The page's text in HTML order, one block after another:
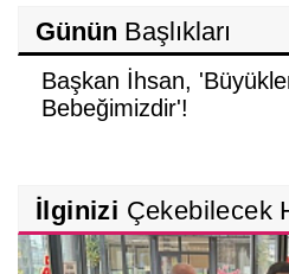
Günün Başlıkları
Başkan İhsan,
Bebeğimizdir'!
İlginizi Çekebilecek